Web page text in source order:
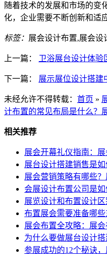
随着技术的发展和市场的变
化，企业需要不断创新和适
标签： 展会设计布置,展会设
上一篇： 卫浴展台设计体验
下一篇： 展示展位设计搭建
未经允许不得转载： 首页 »
计布置的常见布局是什么？
相关推荐
展会开幕礼仪指南：
展台设计搭建销售是
展会营销策略有哪些
会展设计布置公司是如
展览设计和布置设计
布置展会需要准备哪
展会布置全攻略：展
为什么要做展台设计
参展成功的12个秘诀